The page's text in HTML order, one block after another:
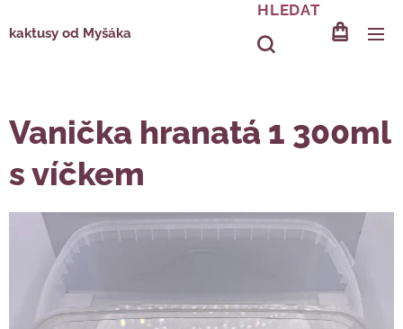
kaktusy od Myšáka
HLEDAT
Vanička hranatá 1 300ml
s víčkem